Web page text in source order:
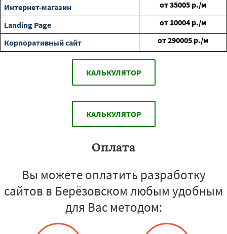
Интернет-магазин
от35005 р./м
Landing Page
от 10004 р./м
Корпоративный сайт
от290005 р./м
КАЛЬКУЛЯТОР
КАЛЬКУЛЯТОР
Оплата
Вы можете оплатить разработку
сайтов в Берёзовском любым удобным
для Вас методом: